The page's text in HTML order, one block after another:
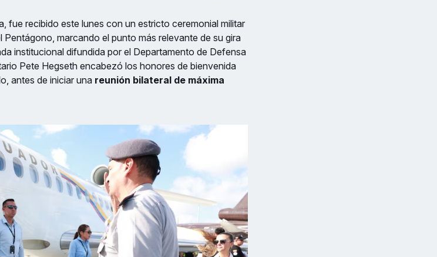
fue recibido este lunes con un estricto ceremonial militar
Pentágono, marcando el punto más relevante de su gira
institucional difundida por el Departamento de Defensa
Pete Hegseth encabezó los honores de bienvenida
antes de iniciar una reunión bilateral de máxima